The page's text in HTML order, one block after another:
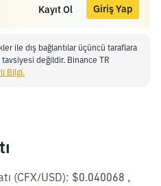
Kayıt Ol Giriş Yap
ile dış bağlantılar üçüncü taraflara
tavsiyesi değildir. Binance TR
Bilgi.
(CFX/USD): $0.040068 ,